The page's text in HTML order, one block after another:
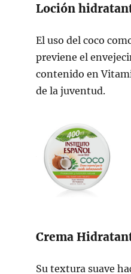
Loción
El uso del coco
previene el
contenido en
de la juventud.
Crema
Su textura suave